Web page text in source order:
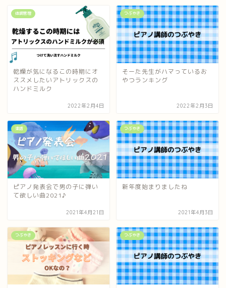
体調管理
乾燥が気になるこの時期にオ
ススメしたいアトリックスの
ハンドミルク
2022年2月4日
つぶやき
そーた先生がハマっているお
やつランキング
2022年2月3日
楽譜
ピアノ発表会で男の子に弾い
て欲しい曲2021♪
2021年4月21日
つぶやき
新年度始まりましたね
2021年4月3日
つぶやき つぶやき